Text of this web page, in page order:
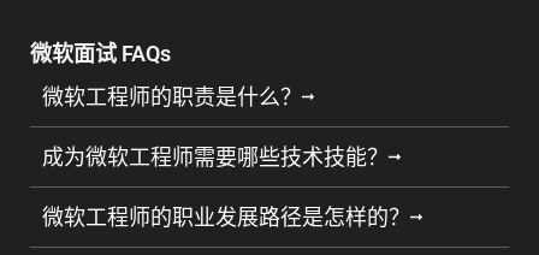
微软面试 FAQs
微软工程师的职责是什么？
成为微软工程师需要哪些技术技能？
微软工程师的职业发展路径是怎样的？